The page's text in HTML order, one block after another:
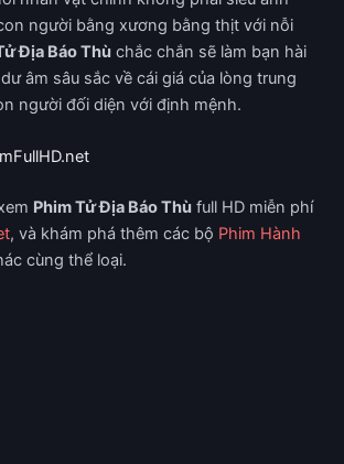
người bằng xương bằng thịt với nỗi
Địa Báo Thù chắc chắn sẽ làm bạn hài
âm sâu sắc về cái giá của lòng trung
người đối diện với định mệnh.
Phim Tử Địa Báo Thù full HD miễn phí
, và khám phá thêm các bộ Phim Hành
cùng thể loại.